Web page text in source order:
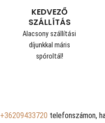
KEDVEZŐ
SZÁLLÍTÁS
Alacsony szállítási
díjunkkal máris
spóroltál!
+36209433720 telefonszámon,